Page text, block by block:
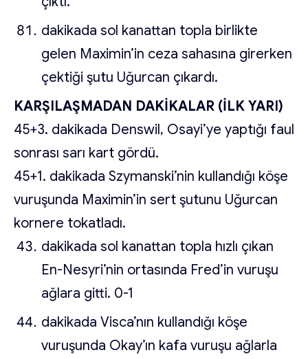
dakikada sol kanattan topla birlikte
gelen Maximin’in ceza sahasına girerken
çektiği şutu Uğurcan çıkardı.
KARŞILAŞMADAN DAKİKALAR (İLK YARI)
45+3. dakikada Denswil, Osayi’ye yaptığı faul
sonrası sarı kart gördü.
45+1. dakikada Szymanski’nin kullandığı köşe
vuruşunda Maximin’in sert şutunu Uğurcan
kornere tokatladı.
dakikada sol kanattan topla hızlı çıkan
En-Nesyri’nin ortasında Fred’in vuruşu
ağlara gitti. 0-1
dakikada Visca’nın kullandığı köşe
vuruşunda Okay’ın kafa vuruşu ağlarla